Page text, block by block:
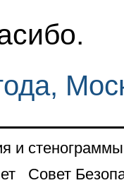
и стенограммы
Совет